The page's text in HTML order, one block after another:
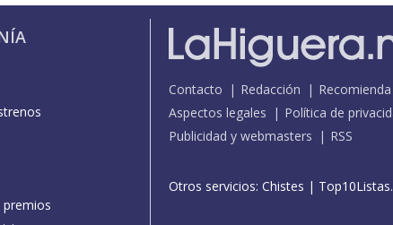
premios
Contacto Redacción Recomienda
Aspectos legales
Política de
Publicidad y webmasters
RSS
Otros servicios: Chistes |